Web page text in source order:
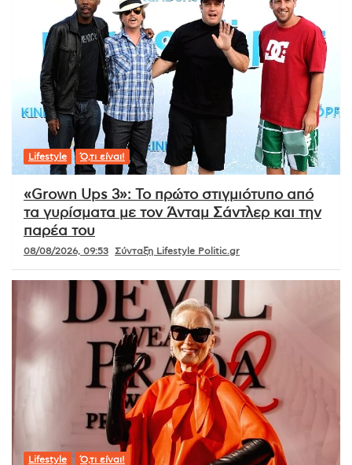
Lifestyle Ό,τι είναι!
«Grown Ups 3»: Το πρώτο στιγμιότυπο από
τα γυρίσματα με τον Άνταμ Σάντλερ και την
παρέα του
08/08/2026, 09:53 Σύνταξη Lifestyle Politic.gr
Lifestyle Ό,τι είναι!